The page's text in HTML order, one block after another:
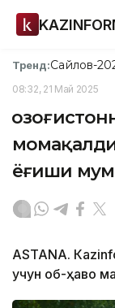
Тренд:Сайлов-
08:32, 21 Май 2025
ёғиши
ASTANА.
учун об-ҳаво